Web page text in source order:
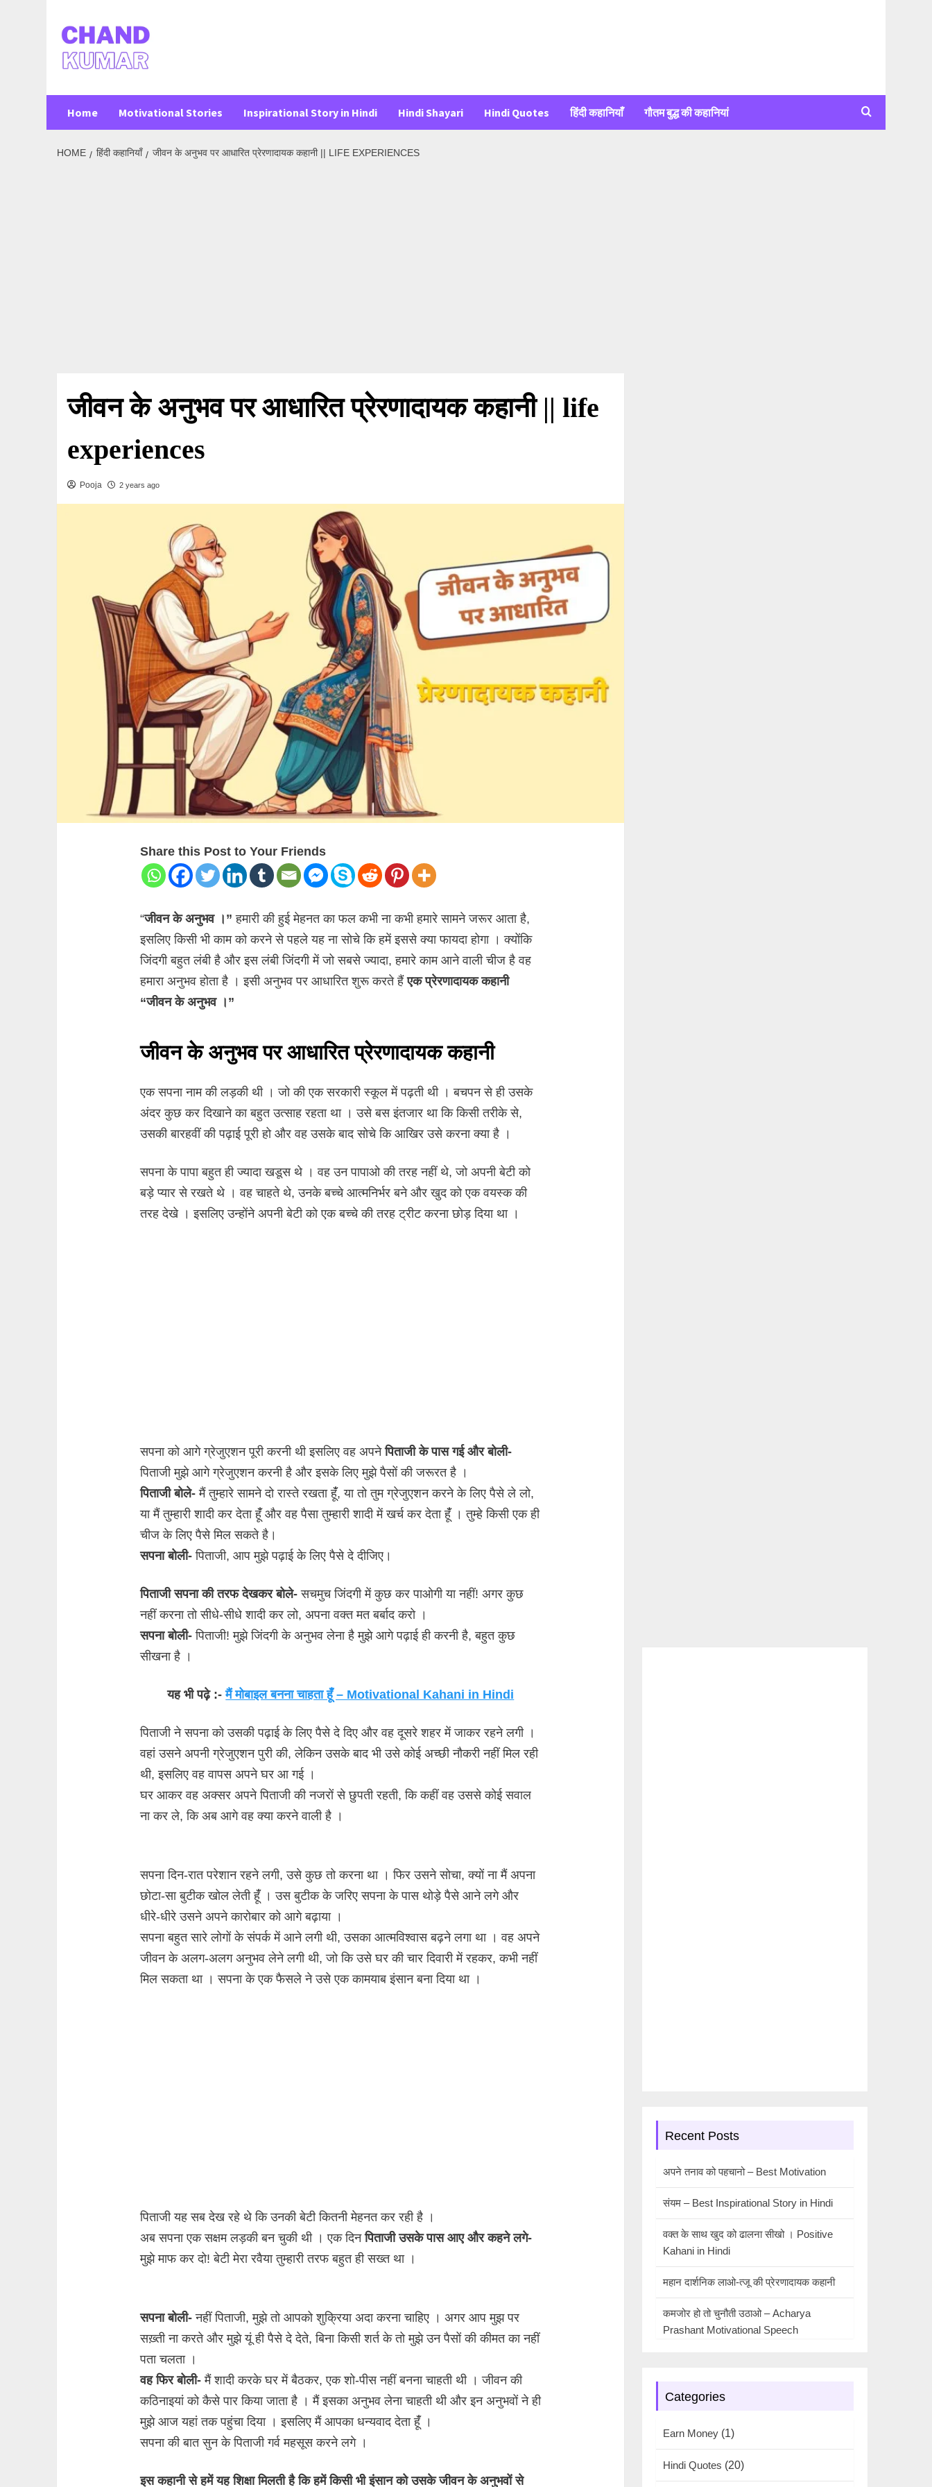
content
Home Motivational Stories Inspirational Story in Hindi Hindi Shayari Hindi Quotes हिंदी कहानियाँ गौतम बुद्ध की कहानियां
HOME हिंदी कहानियाँ जीवन के अनुभव पर आधारित प्रेरणादायक कहानी || LIFE EXPERIENCES
जीवन के अनुभव पर आधारित प्रेरणादायक कहानी || life
experiences
Pooja 2 years ago
Share this Post to Your Friends
“जीवन के अनुभव ।” हमारी की हुई मेहनत का फल कभी ना कभी हमारे सामने जरूर आता है,
इसलिए किसी भी काम को करने से पहले यह ना सोचे कि हमें इससे क्या फायदा होगा । क्योंकि
जिंदगी बहुत लंबी है और इस लंबी जिंदगी में जो सबसे ज्यादा, हमारे काम आने वाली चीज है वह
हमारा अनुभव होता है । इसी अनुभव पर आधारित शुरू करते हैंएक प्रेरणादायक कहानी
“जीवन के अनुभव ।”
जीवन के अनुभव पर आधारित प्रेरणादायक कहानी
एक सपना नाम की लड़की थी । जो की एक सरकारी स्कूल में पढ़ती थी । बचपन से ही उसके
अंदर कुछ कर दिखाने का बहुत उत्साह रहता था । उसे बस इंतजार था कि किसी तरीके से,
उसकी बारहवीं की पढ़ाई पूरी हो और वह उसके बाद सोचे कि आखिर उसे करना क्या है ।
सपना के पापा बहुत ही ज्यादा खडूस थे । वह उन पापाओ की तरह नहीं थे, जो अपनी बेटी को
बड़े प्यार से रखते थे । वह चाहते थे, उनके बच्चे आत्मनिर्भर बने और खुद को एक वयस्क की
तरह देखे । इसलिए उन्होंने अपनी बेटी को एक बच्चे की तरह ट्रीट करना छोड़ दिया था ।
सपना को आगे ग्रेजुएशन पूरी करनी थी इसलिए वह अपनेपिताजी के पास गई और बोली-
पिताजी मुझे आगे ग्रेजुएशन करनी है और इसके लिए मुझे पैसों की जरूरत है ।
पिताजी बोले- मैं तुम्हारे सामने दो रास्ते रखता हूंँ, या तो तुम ग्रेजुएशन करने के लिए पैसे ले लो,
या मैं तुम्हारी शादी कर देता हूंँ और वह पैसा तुम्हारी शादी में खर्च कर देता हूंँ । तुम्हे किसी एक ही
चीज के लिए पैसे मिल सकते है।
सपना बोली- पिताजी, आप मुझे पढ़ाई के लिए पैसे दे दीजिए।
पिताजी सपना की तरफ देखकर बोले-सचमुच जिंदगी में कुछ कर पाओगी या नहीं! अगर कुछ
नहीं करना तो सीधे-सीधे शादी कर लो, अपना वक्त मत बर्बाद करो ।
सपना बोली- पिताजी! मुझे जिंदगी के अनुभव लेना है मुझे आगे पढ़ाई ही करनी है, बहुत कुछ
सीखना है ।
यह भी पढ़े :-मैं मोबाइल बनना चाहता हूंँ – Motivational Kahani in Hindi
पिताजी ने सपना को उसकी पढ़ाई के लिए पैसे दे दिए और वह दूसरे शहर में जाकर रहने लगी ।
वहां उसने अपनी ग्रेजुएशन पुरी की, लेकिन उसके बाद भी उसे कोई अच्छी नौकरी नहीं मिल रही
थी, इसलिए वह वापस अपने घर आ गई ।
घर आकर वह अक्सर अपने पिताजी की नजरों से छुपती रहती, कि कहीं वह उससे कोई सवाल
ना कर ले, कि अब आगे वह क्या करने वाली है ।
सपना दिन-रात परेशान रहने लगी, उसे कुछ तो करना था । फिर उसने सोचा, क्यों ना मैं अपना
छोटा-सा बुटीक खोल लेती हूंँ । उस बुटीक के जरिए सपना के पास थोड़े पैसे आने लगे और
धीरे-धीरे उसने अपने कारोबार को आगे बढ़ाया ।
सपना बहुत सारे लोगों के संपर्क में आने लगी थी, उसका आत्मविश्वास बढ़ने लगा था । वह अपने
जीवन के अलग-अलग अनुभव लेने लगी थी, जो कि उसे घर की चार दिवारी में रहकर, कभी नहीं
मिल सकता था । सपना के एक फैसले ने उसे एक कामयाब इंसान बना दिया था ।
पिताजी यह सब देख रहे थे कि उनकी बेटी कितनी मेहनत कर रही है ।
अब सपना एक सक्षम लड़की बन चुकी थी । एक दिनपिताजी उसके पास आए और कहने लगे-
मुझे माफ कर दो! बेटी मेरा रवैया तुम्हारी तरफ बहुत ही सख्त था ।
सपना बोली- नहीं पिताजी, मुझे तो आपको शुक्रिया अदा करना चाहिए । अगर आप मुझ पर
सख़्ती ना करते और मुझे यूं ही पैसे दे देते, बिना किसी शर्त के तो मुझे उन पैसों की कीमत का नहीं
पता चलता ।
वह फिर बोली- मैं शादी करके घर में बैठकर, एक शो-पीस नहीं बनना चाहती थी । जीवन की
कठिनाइयां को कैसे पार किया जाता है । मैं इसका अनुभव लेना चाहती थी और इन अनुभवों ने ही
मुझे आज यहां तक पहुंचा दिया । इसलिए मैं आपका धन्यवाद देता हूंँ ।
सपना की बात सुन के पिताजी गर्व महसूस करने लगे ।
इस कहानी से हमें यह शिक्षा मिलती है कि हमें किसी भी इंसान को उसके जीवन के अनुभवों से
Recent Posts
अपने तनाव को पहचानो – Best Motivation
संयम – Best Inspirational Story in Hindi
वक्त के साथ खुद को ढालना सीखो । Positive
Kahani in Hindi
महान दार्शनिक लाओ-त्जू की प्रेरणादायक कहानी
कमजोर हो तो चुनौती उठाओ – Acharya
Prashant Motivational Speech
Categories
Earn Money (1)
Hindi Quotes (20)